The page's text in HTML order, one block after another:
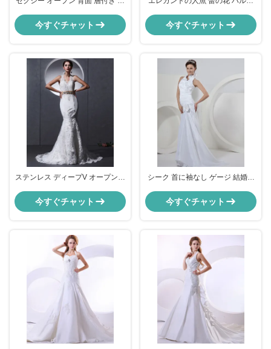
今すぐチャット 今すぐチャット
ステンレス ディープV オープンバ
ス 人魚 スリム 結婚式ドレス
今すぐチャット
シーク 首に袖なし ゲージ 結婚服
今すぐチャット